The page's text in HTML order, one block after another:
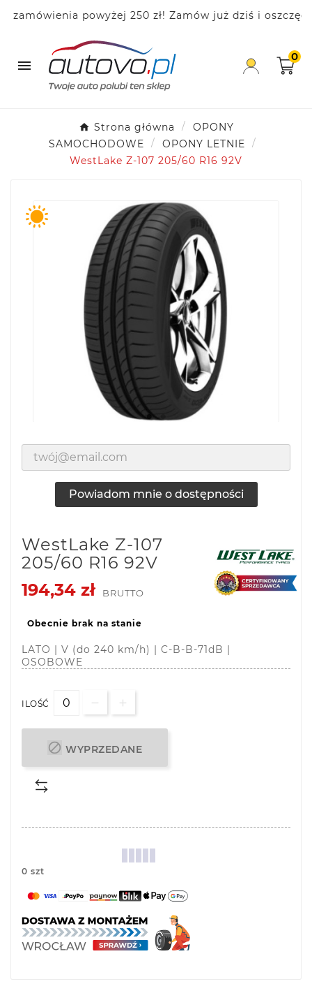
powyżej 250 zł! Zamów już dziś i oszczędzaj!

0
Strona główna
OPONY
SAMOCHODOWE
OPONY LETNIE
WestLake Z-107 205/60 R16 92V
Powiadom mnie o dostępności
WestLake Z-107
205/60 R16 92V
194,34 zł
BRUTTO
Obecnie brak na stanie
LATO | V (do 240 km/h) | C-B-B-71dB |
OSOBOWE
ILOŚĆ
 WYPRZEDANE
0 szt